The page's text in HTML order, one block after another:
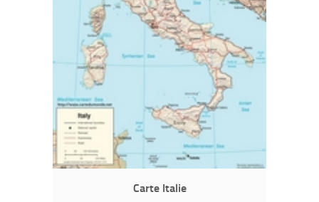
Carte Italie